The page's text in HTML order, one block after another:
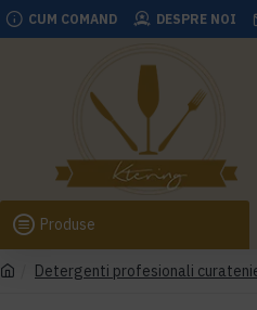
CUM COMAND DESPRE NOI
Produse
Detergenti profesionali